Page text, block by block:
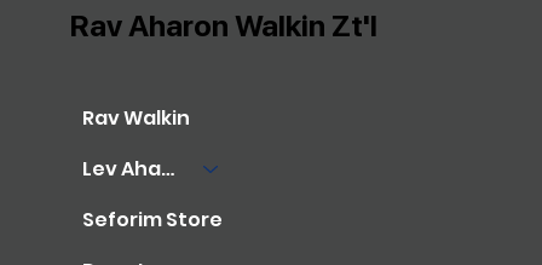
Rav Walkin
Lev Aharon Library
Seforim Store
Rav Aharon Walkin Zt'l